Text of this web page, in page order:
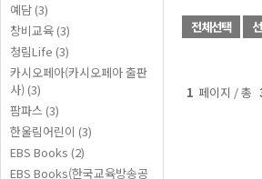
예담 (3)
창비교육 (3)
청림Life (3)
카시오페아(카시오페아 출판
사) (3)
팜파스 (3)
한울림어린이 (3)
EBS Books (2)
EBS Books(한국교육방송공
전체선택
1 페이지 / 총